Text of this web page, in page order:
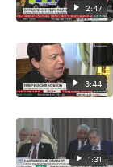
2:47
3:44
1:31